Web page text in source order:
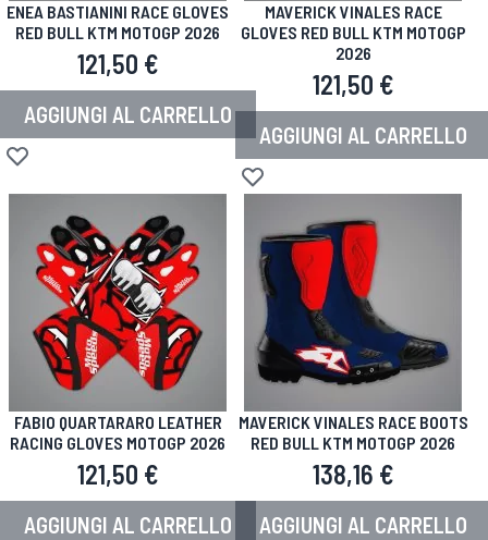
ENEA BASTIANINI RACE GLOVES
RED BULL KTM MOTOGP 2026
121,50 €
AGGIUNGI AL CARRELLO
Aggiungi alla lista desideri
MAVERICK VINALES RACE
GLOVES RED BULL KTM MOTOGP
2026
121,50 €
AGGIUNGI AL CARRELLO
Aggiungi alla lista desideri
FABIO QUARTARARO LEATHER
RACING GLOVES MOTOGP 2026
121,50 €
AGGIUNGI AL CARRELLO
MAVERICK VINALES RACE BOOTS
RED BULL KTM MOTOGP 2026
138,16 €
AGGIUNGI AL CARRELLO